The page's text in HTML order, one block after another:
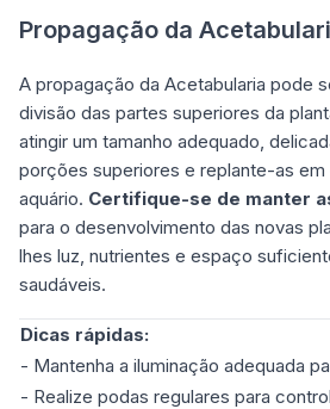
Propagação da
A propagação da Acetabularia pode
divisão das partes superiores da
atingir um tamanho adequado,
porções superiores e replante-as em
aquário. Certifique-se de manter
para o desenvolvimento das novas
lhes luz, nutrientes e espaço
saudáveis.
Dicas rápidas:
- Mantenha a iluminação adequada
- Realize podas regulares para